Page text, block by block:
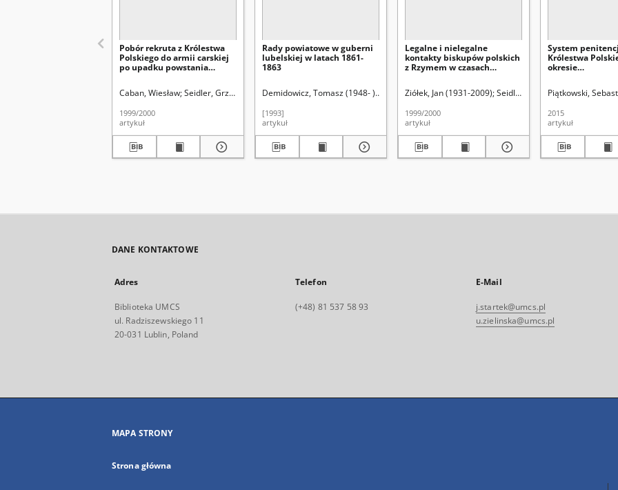
Pobór rekruta z Królestwa
Polskiego do armii carskiej
po upadku powstania
Caban, Wiesław Seidler, Grzegorz Leopold (1913-1924). Red. Uniwersytet Marii Curie-Skłodowskiej (Lublin)
1999/2000
artykuł
Rady powiatowe w guberni
lubelskiej w latach 1861-
1863
Demidowicz, Tomasz (1948- ) Śladkowski, Wiesław (1935-). Red.
[1993]
artykuł
Legalne i nielegalne
kontakty biskupów polskich
z Rzymem w czasach
Ziółek, Jan (1931-2009) Seidler, Grzegorz Leopold
1999/2000
artykuł
System
Królestwa
okresie
funkcjonowanie
życia osadzonych
Piątkowski,
2015
artykuł
DANE KONTAKTOWE
Adres
Biblioteka UMCS
ul. Radziszewskiego 11
20-031 Lublin, Poland
Telefon
(+48) 81 537 58 93
E-Mail
j.startek@umcs.pl
u.zielinska@umcs.pl
MAPA STRONY
Strona główna